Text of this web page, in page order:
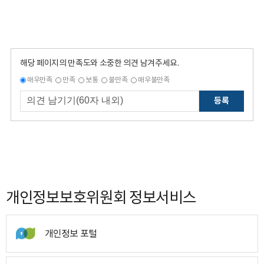
해당 페이지의 만족도와 소중한 의견 남겨주세요.
매우만족 만족 보통 불만족 매우불만족
등록
개인정보보호위원회 정보서비스
개인정보 포털